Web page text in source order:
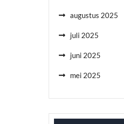
augustus 2025
juli 2025
juni 2025
mei 2025